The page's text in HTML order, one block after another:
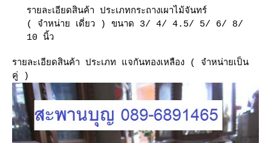
รายละเอียดสินค้า ประเภทกระถางเผาไม้จันทร์
( จำหน่าย เดี่ยว ) ขนาด 3/ 4/ 4.5/ 5/ 6/ 8/
10 นิ้ว
รายละเอียดสินค้า ประเภท แจกันทองเหลือง ( จำหน่ายเป็น
คู่ )